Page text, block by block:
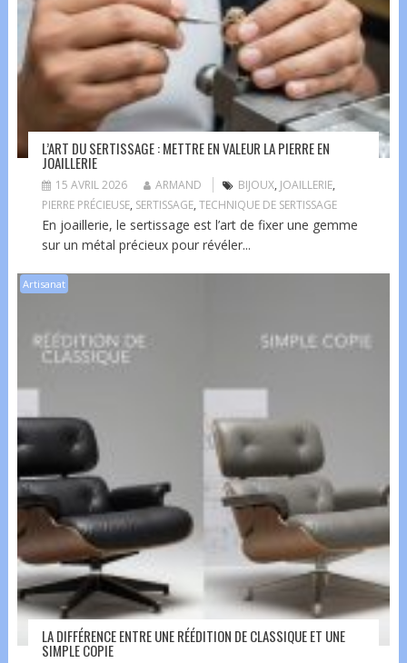
L’ART DU SERTISSAGE : METTRE EN VALEUR LA PIERRE EN
JOAILLERIE
15 AVRIL 2026 ARMAND BIJOUX, JOAILLERIE,
PIERRE PRÉCIEUSE, SERTISSAGE, TECHNIQUE DE SERTISSAGE
En joaillerie, le sertissage est l’art de fixer une gemme
sur un métal précieux pour révéler...
Artisanat
LA DIFFÉRENCE ENTRE UNE RÉÉDITION DE CLASSIQUE ET UNE
SIMPLE COPIE